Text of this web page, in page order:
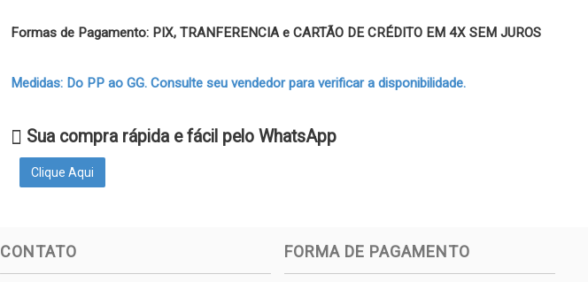
Formas de Pagamento: PIX, TRANFERENCIA e CARTÃO DE CRÉDITO EM 4X SEM JUROS
Medidas: Do PP ao GG. Consulte seu vendedor para verificar a disponibilidade.
Sua compra rápida e fácil pelo WhatsApp
Clique Aqui
CONTATO FORMA DE PAGAMENTO